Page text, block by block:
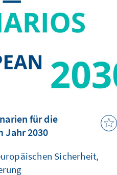
für die
Jahr 2030
Sicherheit,